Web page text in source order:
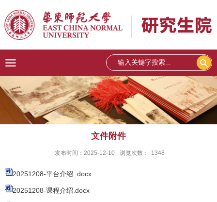
文件附件
发布时间：2025-12-10 浏览次数： 1348
20251208-平台介绍 .docx
20251208-课程介绍.docx